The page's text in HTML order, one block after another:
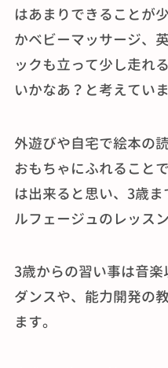
はあまりできることが
かベビーマッサージ、
ックも立って少し走れ
いかなあ？と考えていま
外遊びや自宅で絵本の
おもちゃにふれること
は出来ると思い、3歳
ルフェージュのレッス
3歳からの習い事は音楽
ダンスや、能力開発の
ます。